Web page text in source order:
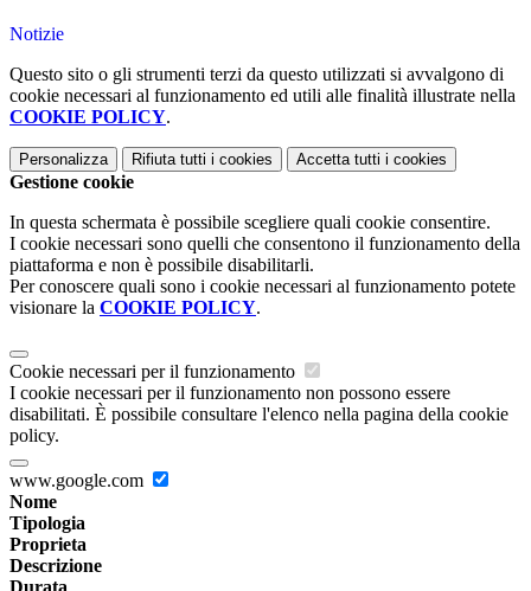
Notizie
Questo sito o gli strumenti terzi da questo utilizzati si avvalgono di
cookie necessari al funzionamento ed utili alle finalità illustrate nella
COOKIE POLICY.
Personalizza Rifiuta tutti i cookies Accetta tutti i cookies
Gestione cookie
In questa schermata è possibile scegliere quali cookie consentire.
I cookie necessari sono quelli che consentono il funzionamento della
piattaforma e non è possibile disabilitarli.
Per conoscere quali sono i cookie necessari al funzionamento potete
visionare la COOKIE POLICY.
Cookie necessari per il funzionamento
I cookie necessari per il funzionamento non possono essere
disabilitati. È possibile consultare l'elenco nella pagina della cookie
policy.
www.google.com
Nome
Tipologia
Proprieta
Descrizione